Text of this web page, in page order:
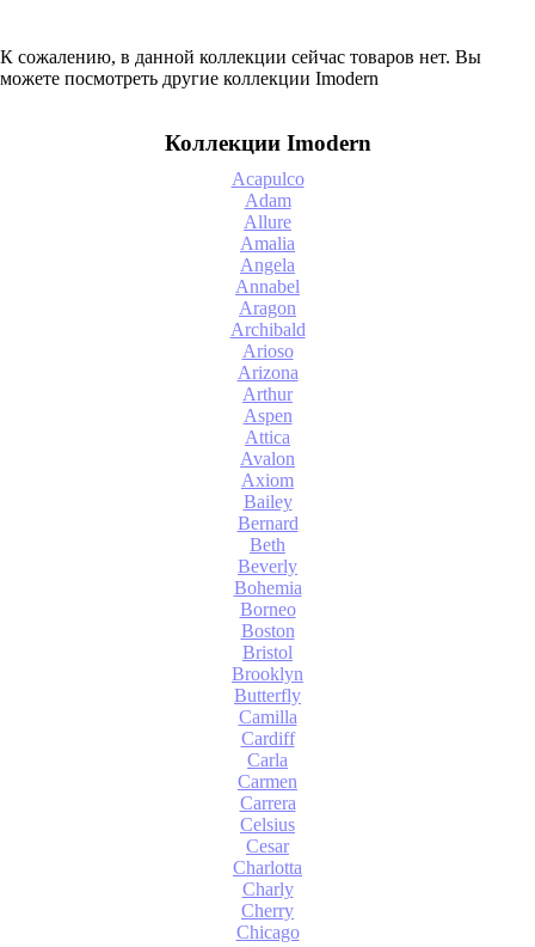
К сожалению, в данной коллекции сейчас товаров нет. Вы
можете посмотреть другие коллекции Imodern
Коллекции Imodern
Acapulco
Adam
Allure
Amalia
Angela
Annabel
Aragon
Archibald
Arioso
Arizona
Arthur
Aspen
Attica
Avalon
Axiom
Bailey
Bernard
Beth
Beverly
Bohemia
Borneo
Boston
Bristol
Brooklyn
Butterfly
Camilla
Cardiff
Carla
Carmen
Carrera
Celsius
Cesar
Charlotta
Charly
Cherry
Chicago